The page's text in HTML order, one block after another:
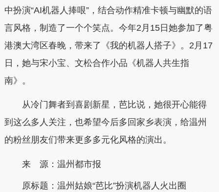
中扮演“AI机器人捧哏”，结合动作精准卡顿与幽默的语
言风格，制造了一个个笑点。今年2月15日她参加了粤
港澳大湾区春晚，带来了《我的机器人搭子》。2月17
日，她与宋小宝、文松合作小品《机器人共生指
南》。
从冷门舞者到喜剧新星，芭比说，她很开心能得
到这么多人关注，也希望今后多回家乡表演，给温州
的粉丝朋友们带来更多多元化风格的演出。
来 源：温州都市报
原标题： 温州姑娘“芭比”扮演机器人火出圈